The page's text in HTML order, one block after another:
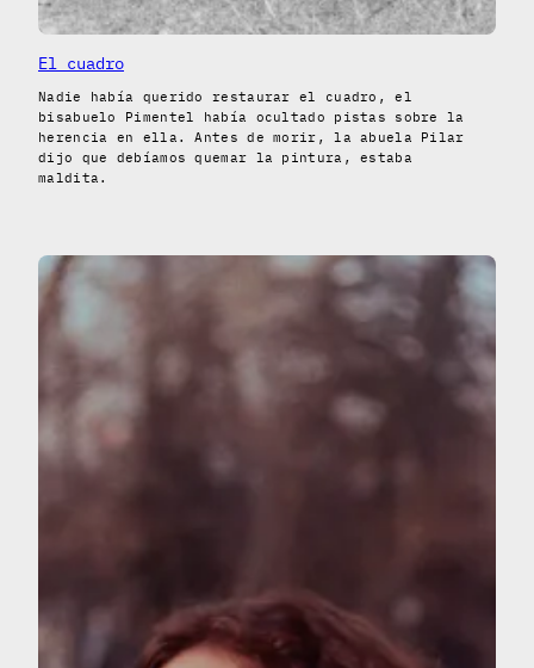
El cuadro
Nadie había querido restaurar el cuadro, el
bisabuelo Pimentel había ocultado pistas sobre la
herencia en ella. Antes de morir, la abuela Pilar
dijo que debíamos quemar la pintura, estaba
maldita.